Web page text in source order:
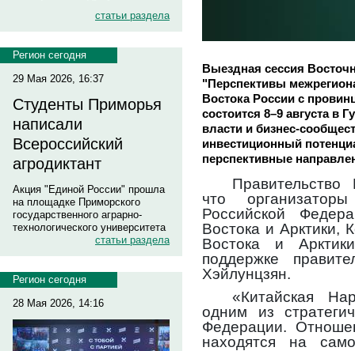
статьи раздела
Регион сегодня
29 Мая 2026, 16:37
Студенты Приморья
написали
Всероссийский
агродиктант
Акция "Единой России" прошла
на площадке Приморского
государственного аграрно-
технологического университета
статьи раздела
Регион сегодня
28 Мая 2026, 14:16
Выездная сессия
"Перспективы
Востока России с
состоится 8–9 августа в
власти и бизнес-
инвестиционный
перспективные
что
Российской
Востока и Арктики,
Востока и
поддержке
Хэйлунцзян.
«Китайская
одним из
Федерации.
находятся на